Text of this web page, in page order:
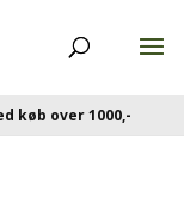
køb over 1000,-